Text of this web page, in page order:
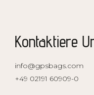
Kontaktiere
info@gpsbags.com
+49 02191 60909-0